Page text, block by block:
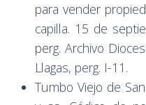
para vender
capilla. 15 de
perg. Archivo
Llagas, perg. I-11.
Tumbo Viejo de